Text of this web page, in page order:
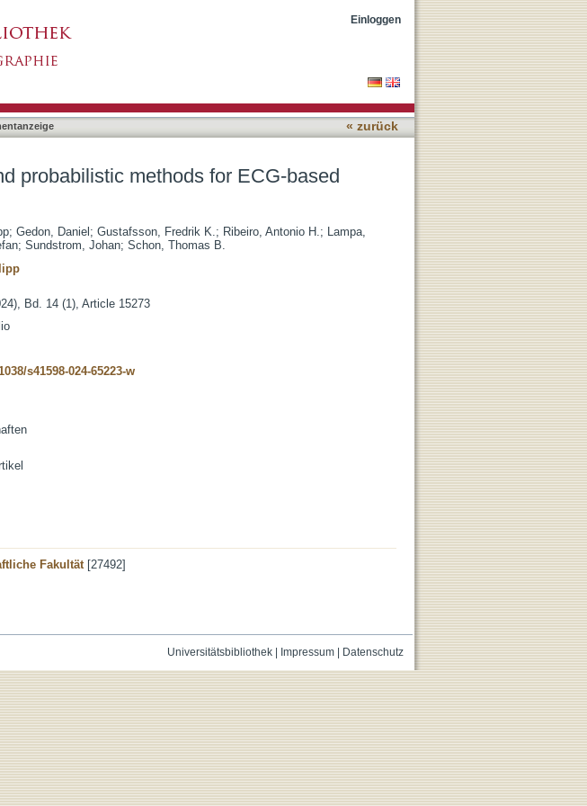
Einloggen
« zurück
probabilistic methods for ECG-based
; Gedon, Daniel ; Gustafsson, Fredrik K.; Ribeiro, Antonio H.; Lampa,
; Sundstrom, Johan; Schon, Thomas B.
Bd. 14 (1), Article 15273
s41598-024-65223-w
Fakultät[27492]
Universitätsbibliothek| Impressum| Datenschutz